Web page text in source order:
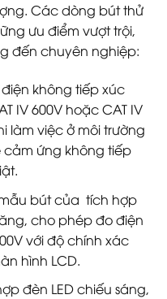
Các dòng bút thử
ưu điểm vượt trội,
đến chuyên nghiệp:
điện không tiếp xúc
IV 600V hoặc CAT IV
làm việc ở môi trường
ứng không tiếp
bút của tích hợp
cho phép đo điện
với độ chính xác
hình LCD.
đèn LED chiếu sáng,